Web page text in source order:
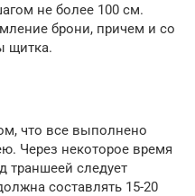
не более 100 см.
брони, причем и со
щитка.
что все выполнено
Через некоторое время
траншеей следует
составлять 15-20